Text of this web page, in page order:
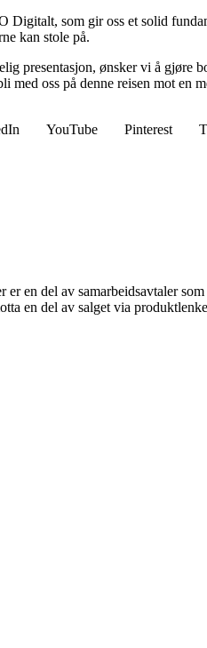
Digitalt, som gir oss et solid
kan stole på.
presentasjon, ønsker vi å gjøre
med oss på denne reisen mot en
YouTube Pinterest
en del av samarbeidsavtaler
en del av salget via